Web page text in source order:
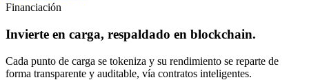
Financiación
Invierte en carga, respaldado en blockchain.
Cada punto de carga se tokeniza y su rendimiento se reparte de
forma transparente y auditable, vía contratos inteligentes.